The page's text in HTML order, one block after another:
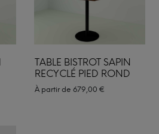
TABLE BISTROT SAPIN
RECYCLÉ PIED ROND
À partir de 679,00 €